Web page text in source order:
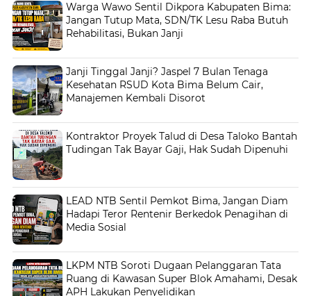
Warga Wawo Sentil Dikpora Kabupaten Bima:
Jangan Tutup Mata, SDN/TK Lesu Raba Butuh
Rehabilitasi, Bukan Janji
Janji Tinggal Janji? Jaspel 7 Bulan Tenaga
Kesehatan RSUD Kota Bima Belum Cair,
Manajemen Kembali Disorot
Kontraktor Proyek Talud di Desa Taloko Bantah
Tudingan Tak Bayar Gaji, Hak Sudah Dipenuhi
LEAD NTB Sentil Pemkot Bima, Jangan Diam
Hadapi Teror Rentenir Berkedok Penagihan di
Media Sosial
LKPM NTB Soroti Dugaan Pelanggaran Tata
Ruang di Kawasan Super Blok Amahami, Desak
APH Lakukan Penyelidikan